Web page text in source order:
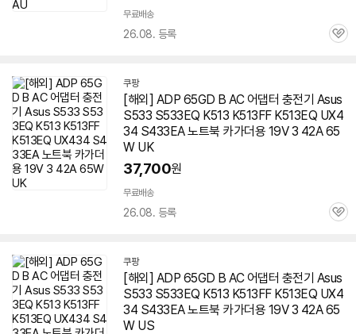
무료배송
26.08. 등록
관
쿠팡
[해외] ADP 65GD B AC 어댑터 충전기 Asus
S533 S533EQ K513 K513FF K513EQ UX4
34 S433EA 노트북 카가더용 19V 3 42A 65
W UK
37,700원
무료배송
26.08. 등록
관
쿠팡
[해외] ADP 65GD B AC 어댑터 충전기 Asus
S533 S533EQ K513 K513FF K513EQ UX4
34 S433EA 노트북 카가더용 19V 3 42A 65
W US